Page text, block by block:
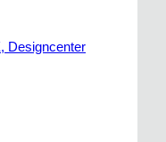
Designcenter